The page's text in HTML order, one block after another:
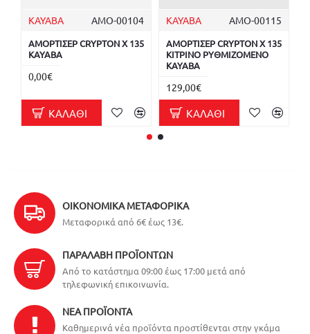
KAYABA ΑΜΟ-00104
ΑΜΟΡΤΙΣΕΡ CRYPTON X 135
KAYABA
0,00€
ΚΑΛΆΘΙ
KAYABA ΑΜΟ-00115
ΑΜΟΡΤΙΣΕΡ CRYPTON X 135
ΚΙΤΡΙΝΟ ΡΥΘΜΙΖΟΜΕΝΟ
KAYABA
129,00€
ΚΑΛΆΘΙ
ΟΙΚΟΝΟΜΙΚΆ ΜΕΤΑΦΟΡΙΚΆ
Μεταφορικά από 6€ έως 13€.
ΠΑΡΑΛΑΒΉ ΠΡΟΪΌΝΤΩΝ
Από το κατάστημα 09:00 έως 17:00 μετά από
τηλεφωνική επικοινωνία.
ΝΈΑ ΠΡΟΪΌΝΤΑ
Καθημερινά νέα προϊόντα προστίθενται στην γκάμα